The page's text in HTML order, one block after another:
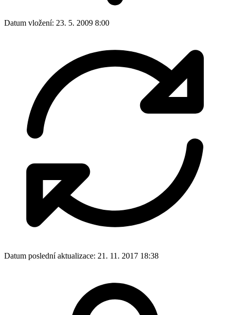
Datum vložení: 23. 5. 2009 8:00
Datum poslední aktualizace: 21. 11. 2017 18:38